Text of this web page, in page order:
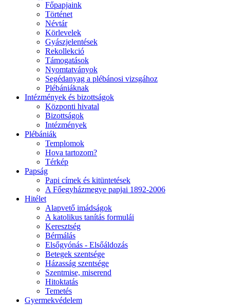
Főpapjaink
Történet
Névtár
Körlevelek
Gyászjelentések
Rekollekció
Támogatások
Nyomtatványok
Segédanyag a plébánosi vizsgához
Plébániáknak
Intézmények és bizottságok
Központi hivatal
Bizottságok
Intézmények
Plébániák
Templomok
Hova tartozom?
Térkép
Papság
Papi címek és kitüntetések
A Főegyházmegye papjai 1892-2006
Hitélet
Alapvető imádságok
A katolikus tanítás formulái
Keresztség
Bérmálás
Elsőgyónás - Elsőáldozás
Betegek szentsége
Házasság szentsége
Szentmise, miserend
Hitoktatás
Temetés
Gyermekvédelem